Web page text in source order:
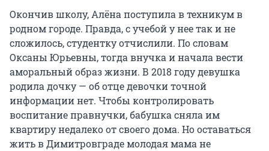
Окончив школу, Алёна поступила в техникум в
родном городе. Правда, с учебой у нее так и не
сложилось, студентку отчислили. По словам
Оксаны Юрьевны, тогда внучка и начала вести
аморальный образ жизни. В 2018 году девушка
родила дочку — об отце девочки точной
информации нет. Чтобы контролировать
воспитание правнучки, бабушка сняла им
квартиру недалеко от своего дома. Но оставаться
жить в Димитровграде молодая мама не